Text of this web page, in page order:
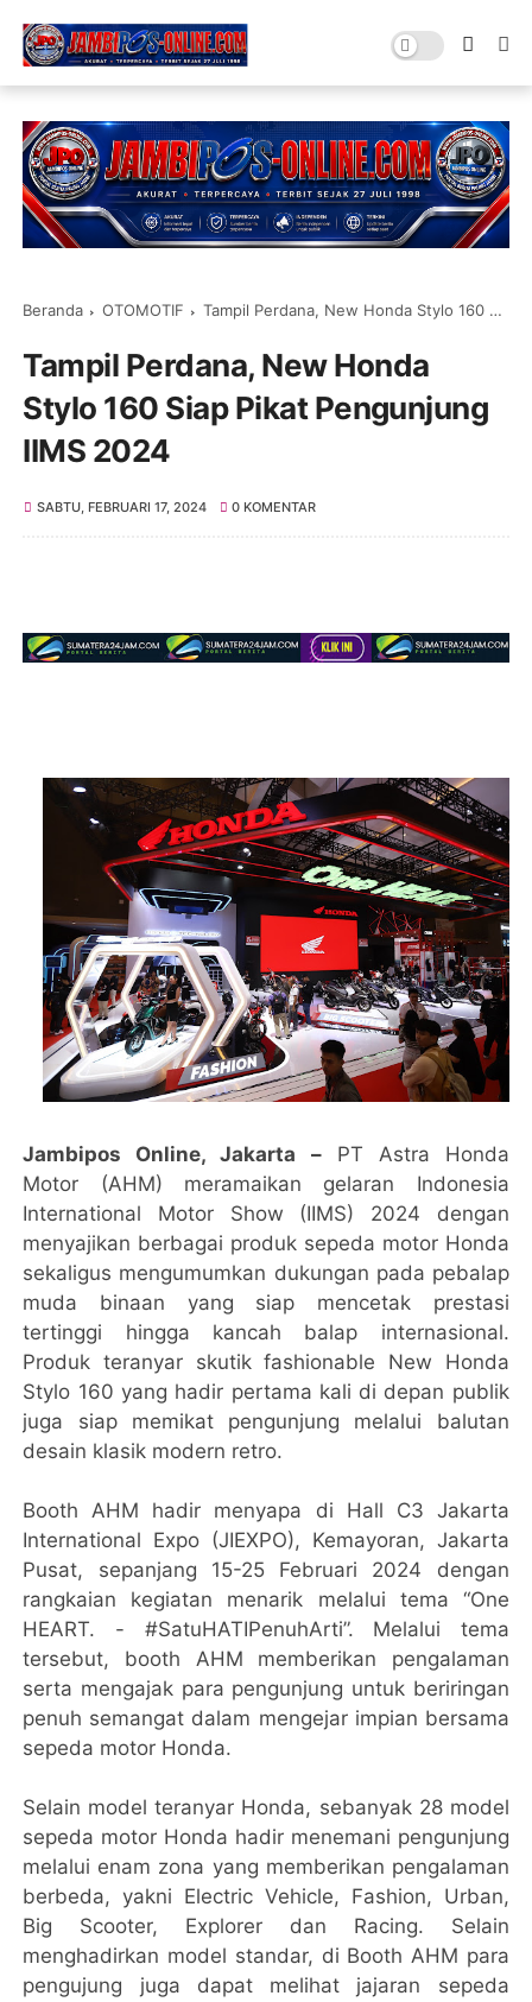
Beranda OTOMOTIF Tampil Perdana, New Honda Stylo 160 Siap Pikat Pengunjung IIMS 2024
Tampil Perdana, New Honda
Stylo 160 Siap Pikat Pengunjung
IIMS 2024
SABTU, FEBRUARI 17, 2024 0 KOMENTAR
Jambipos Online, Jakarta –PT Astra Honda
Motor (AHM) meramaikan gelaran Indonesia
International Motor Show (IIMS) 2024 dengan
menyajikan berbagai produk sepeda motor Honda
sekaligus mengumumkan dukungan pada pebalap
muda binaan yang siap mencetak prestasi
tertinggi hingga kancah balap internasional.
Produk teranyar skutik fashionable New Honda
Stylo 160 yang hadir pertama kali di depan publik
juga siap memikat pengunjung melalui balutan
desain klasik modern retro.
Booth AHM hadir menyapa di Hall C3 Jakarta
International Expo (JIEXPO), Kemayoran, Jakarta
Pusat, sepanjang 15-25 Februari 2024 dengan
rangkaian kegiatan menarik melalui tema “One
HEART. - #SatuHATIPenuhArti”. Melalui tema
tersebut, booth AHM memberikan pengalaman
serta mengajak para pengunjung untuk beriringan
penuh semangat dalam mengejar impian bersama
sepeda motor Honda.
Selain model teranyar Honda, sebanyak 28 model
sepeda motor Honda hadir menemani pengunjung
melalui enam zona yang memberikan pengalaman
berbeda, yakni Electric Vehicle, Fashion, Urban,
Big Scooter, Explorer dan Racing. Selain
menghadirkan model standar, di Booth AHM para
pengujung juga dapat melihat jajaran sepeda